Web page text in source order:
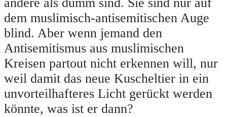
andere als dumm sind. Sie sind nur auf
dem muslimisch-antisemitischen Auge
blind. Aber wenn jemand den
Antisemitismus aus muslimischen
Kreisen partout nicht erkennen will, nur
weil damit das neue Kuscheltier in ein
unvorteilhafteres Licht gerückt werden
könnte, was ist er dann?